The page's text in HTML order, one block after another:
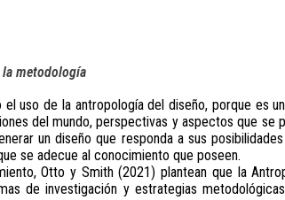
metodología
uso de la antropología del diseño, porque es
del mundo, perspectivas y aspectos que se
un diseño que responda a sus
se adecue al conocimiento que poseen.
Otto y Smith (2021) plantean que la
de investigación y estrategias